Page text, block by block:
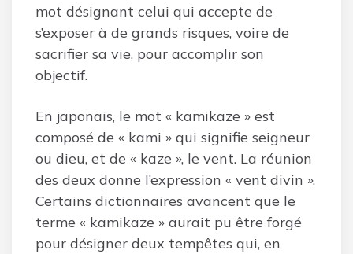
mot désignant celui qui accepte de
s’exposer à de grands risques, voire de
sacrifier sa vie, pour accomplir son
objectif.
En japonais, le mot « kamikaze » est
composé de « kami » qui signifie seigneur
ou dieu, et de « kaze », le vent. La réunion
des deux donne l’expression « vent divin ».
Certains dictionnaires avancent que le
terme « kamikaze » aurait pu être forgé
pour désigner deux tempêtes qui, en